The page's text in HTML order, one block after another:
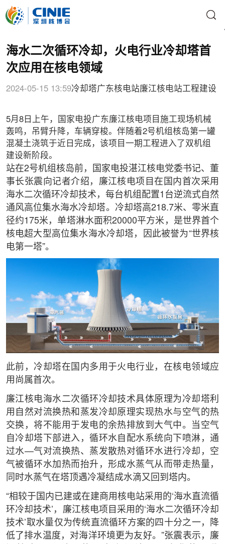
海水二次循环冷却，火电行业冷却塔首
次应用在核电领域
2024-05-15 13:59冷却塔广东核电站廉江核电站工程建设
5月8日上午，国家电投广东廉江核电项目施工现场机械
轰鸣，吊臂升降，车辆穿梭。伴随着2号机组核岛第一罐
混凝土浇筑于近日完成，该项目一期工程进入了双机组
建设新阶段。
站在2号机组核岛前，国家电投湛江核电党委书记、董
事长张震向记者介绍，廉江核电项目在国内首次采用
海水二次循环冷却技术，每台机组配置1台逆流式自然
通风高位集水海水冷却塔。冷却塔高218.7米、零米直
径约175米，单塔淋水面积20000平方米，是世界首个
核电超大型高位集水海水冷却塔，因此被誉为“世界核
电第一塔”。
此前，冷却塔在国内多用于火电行业，在核电领域应
用尚属首次。
廉江核电海水二次循环冷却技术具体原理为冷却塔利
用自然对流换热和蒸发冷却原理实现热水与空气的热
交换，将不能用于发电的余热排放到大气中。当空气
自冷却塔下部进入，循环水自配水系统向下喷淋，通
过水—气对流换热、蒸发散热对循环水进行冷却，空
气被循环水加热而抬升，形成水蒸气从而带走热量，
同时水蒸气在塔顶遇冷凝结成水滴又回到塔内。
“相较于国内已建或在建商用核电站采用的‘海水直流循
环冷却技术’，廉江核电项目采用的‘海水二次循环冷却
技术’取水量仅为传统直流循环方案的四十分之一，降
低了排水温度，对海洋环境更为友好。”张震表示，廉